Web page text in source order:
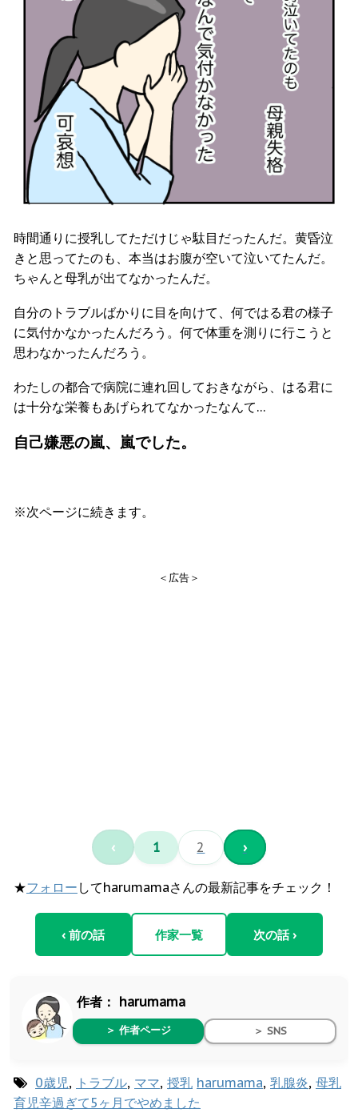
時間通りに授乳してただけじゃ駄目だったんだ。黄昏泣
きと思ってたのも、本当はお腹が空いて泣いてたんだ。
ちゃんと母乳が出てなかったんだ。
自分のトラブルばかりに目を向けて、何ではる君の様子
に気付かなかったんだろう。何で体重を測りに行こうと
思わなかったんだろう。
わたしの都合で病院に連れ回しておきながら、はる君に
は十分な栄養もあげられてなかったなんて…
自己嫌悪の嵐、嵐でした。
※次ページに続きます。
＜広告＞
‹ 1 2 ›
★フォロー してharumamaさんの最新記事をチェック！
‹ 前の話 作家一覧 次の話 ›
作者： harumama
＞ 作者ページ ＞ SNS
0歳児, トラブル, ママ, 授乳 harumama, 乳腺炎, 母乳
育児辛過ぎて5ヶ月でやめました